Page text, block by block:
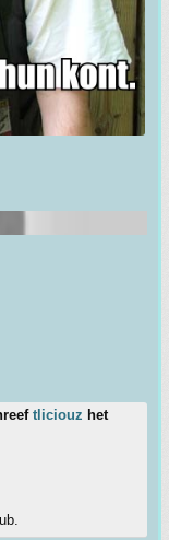
tliciouz het